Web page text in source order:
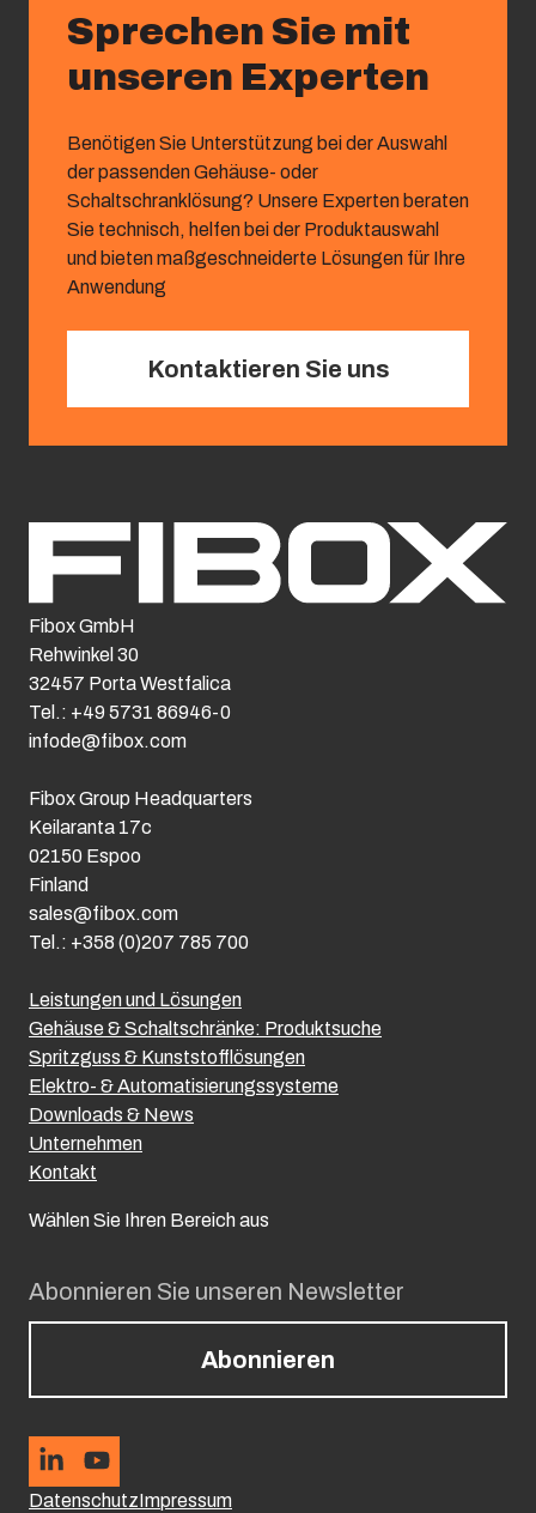
Sprechen Sie mit
unseren Experten
Benötigen Sie Unterstützung bei der Auswahl
der passenden Gehäuse- oder
Schaltschranklösung? Unsere Experten beraten
Sie technisch, helfen bei der Produktauswahl
und bieten maßgeschneiderte Lösungen für Ihre
Anwendung
Kontaktieren Sie uns
Abonnieren Sie unseren Newsletter
Abonnieren
DatenschutzImpressum
Leistungen und Lösungen
Gehäuse & Schaltschränke: Produktsuche
Spritzguss & Kunststofflösungen
Elektro- & Automatisierungssysteme
Downloads & News
Unternehmen
Kontakt
Wählen Sie Ihren Bereich aus
Fibox GmbH
Rehwinkel 30
32457 Porta Westfalica
Tel.: +49 5731 86946-0
infode@fibox.com
Fibox Group Headquarters
Keilaranta 17c
02150 Espoo
Finland
sales@fibox.com
Tel.: +358 (0)207 785 700